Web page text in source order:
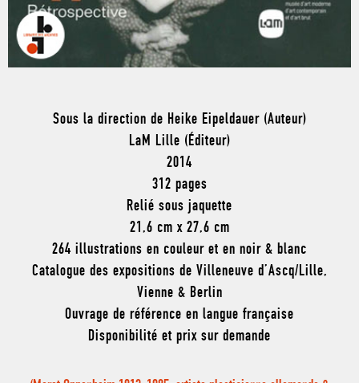
Sous la direction de Heike Eipeldauer (Auteur)
LaM Lille (Éditeur)
2014
312 pages
Relié sous jaquette
21,6 cm x 27,6 cm
264 illustrations en couleur et en noir & blanc
Catalogue des expositions de Villeneuve d’Ascq/Lille,
Vienne & Berlin
Ouvrage de référence en langue française
Disponibilité et prix sur demande